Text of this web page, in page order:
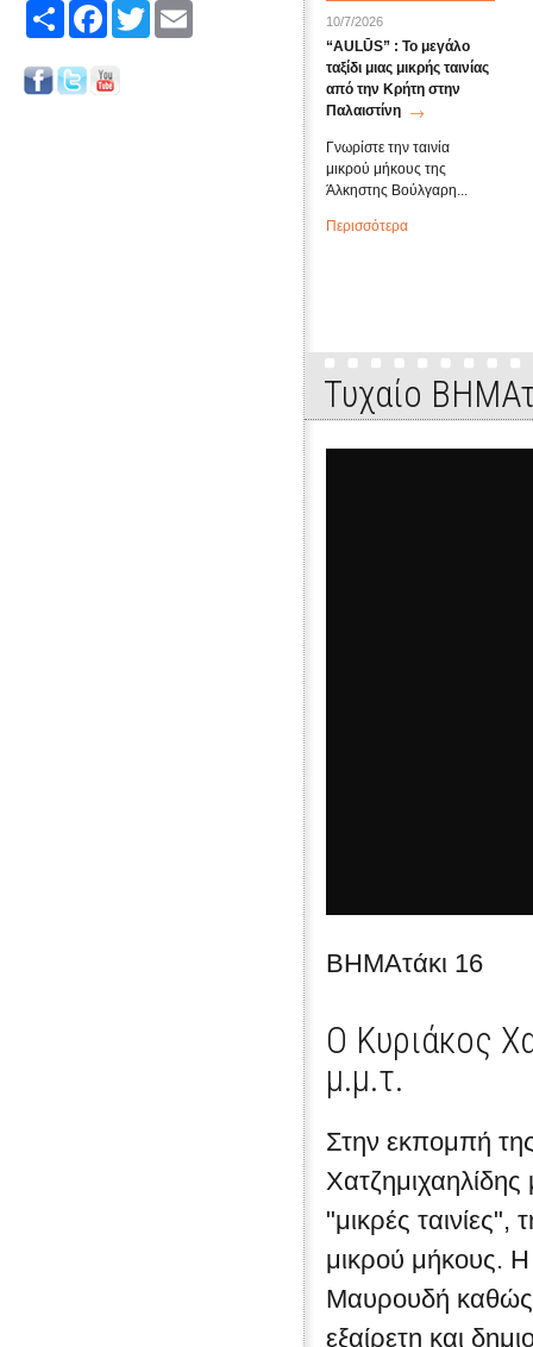
Share FacebookTwitter
10/7/2026
“AULŪS” : Το μεγάλο
ταξίδι μιας μικρής ταινίας
από την Κρήτη στην
Παλαιστίνη
Γνωρίστε την ταινία
μικρού μήκους της
Άλκηστης Βούλγαρη...
Περισσότερα
Τυχαίο
ΒΗΜΑτάκι 16
Ο Κυριάκος
μ.μ.τ.
Στην εκπομπή
Χατζημιχαηλίδης
"μικρές ταινίες",
μικρού μήκους.
Μαυρουδή καθώς
εξαίρετη και